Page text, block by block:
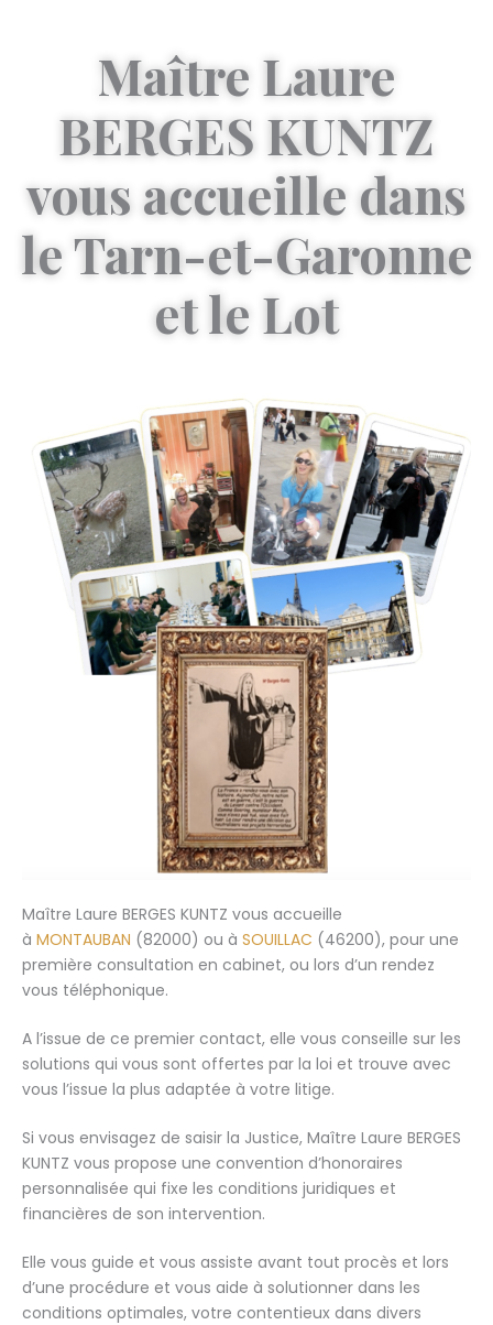
Maître Laure
BERGES KUNTZ
vous accueille dans
le Tarn-et-Garonne
et le Lot
Maître Laure BERGES KUNTZ vous accueille
à MONTAUBAN (82000) ou à SOUILLAC (46200), pour une
première consultation en cabinet, ou lors d’un rendez
vous téléphonique.
A l’issue de ce premier contact, elle vous conseille sur les
solutions qui vous sont offertes par la loi et trouve avec
vous l’issue la plus adaptée à votre litige.
Si vous envisagez de saisir la Justice, Maître Laure BERGES
KUNTZ vous propose une convention d’honoraires
personnalisée qui fixe les conditions juridiques et
financières de son intervention.
Elle vous guide et vous assiste avant tout procès et lors
d’une procédure et vous aide à solutionner dans les
conditions optimales, votre contentieux dans divers